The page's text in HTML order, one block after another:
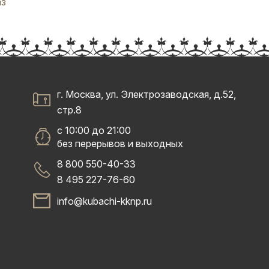
г. Москва, ул. Электрозаводская, д.52,
стр.8
с 10:00 до 21:00
без перерывов и выходных
8 800 550-40-33
8 495 227-76-60
info@kubachi-kknp.ru